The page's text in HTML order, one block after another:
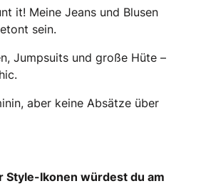
it! Meine Jeans und Blusen
sein.
Jumpsuits und große Hüte –
aber keine Absätze über
Style-Ikonen würdest du am